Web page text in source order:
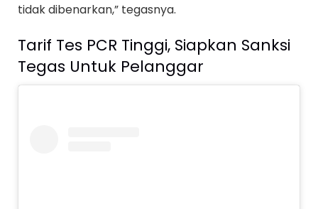
tidak dibenarkan,” tegasnya.
Tarif Tes PCR Tinggi, Siapkan Sanksi
Tegas Untuk Pelanggar